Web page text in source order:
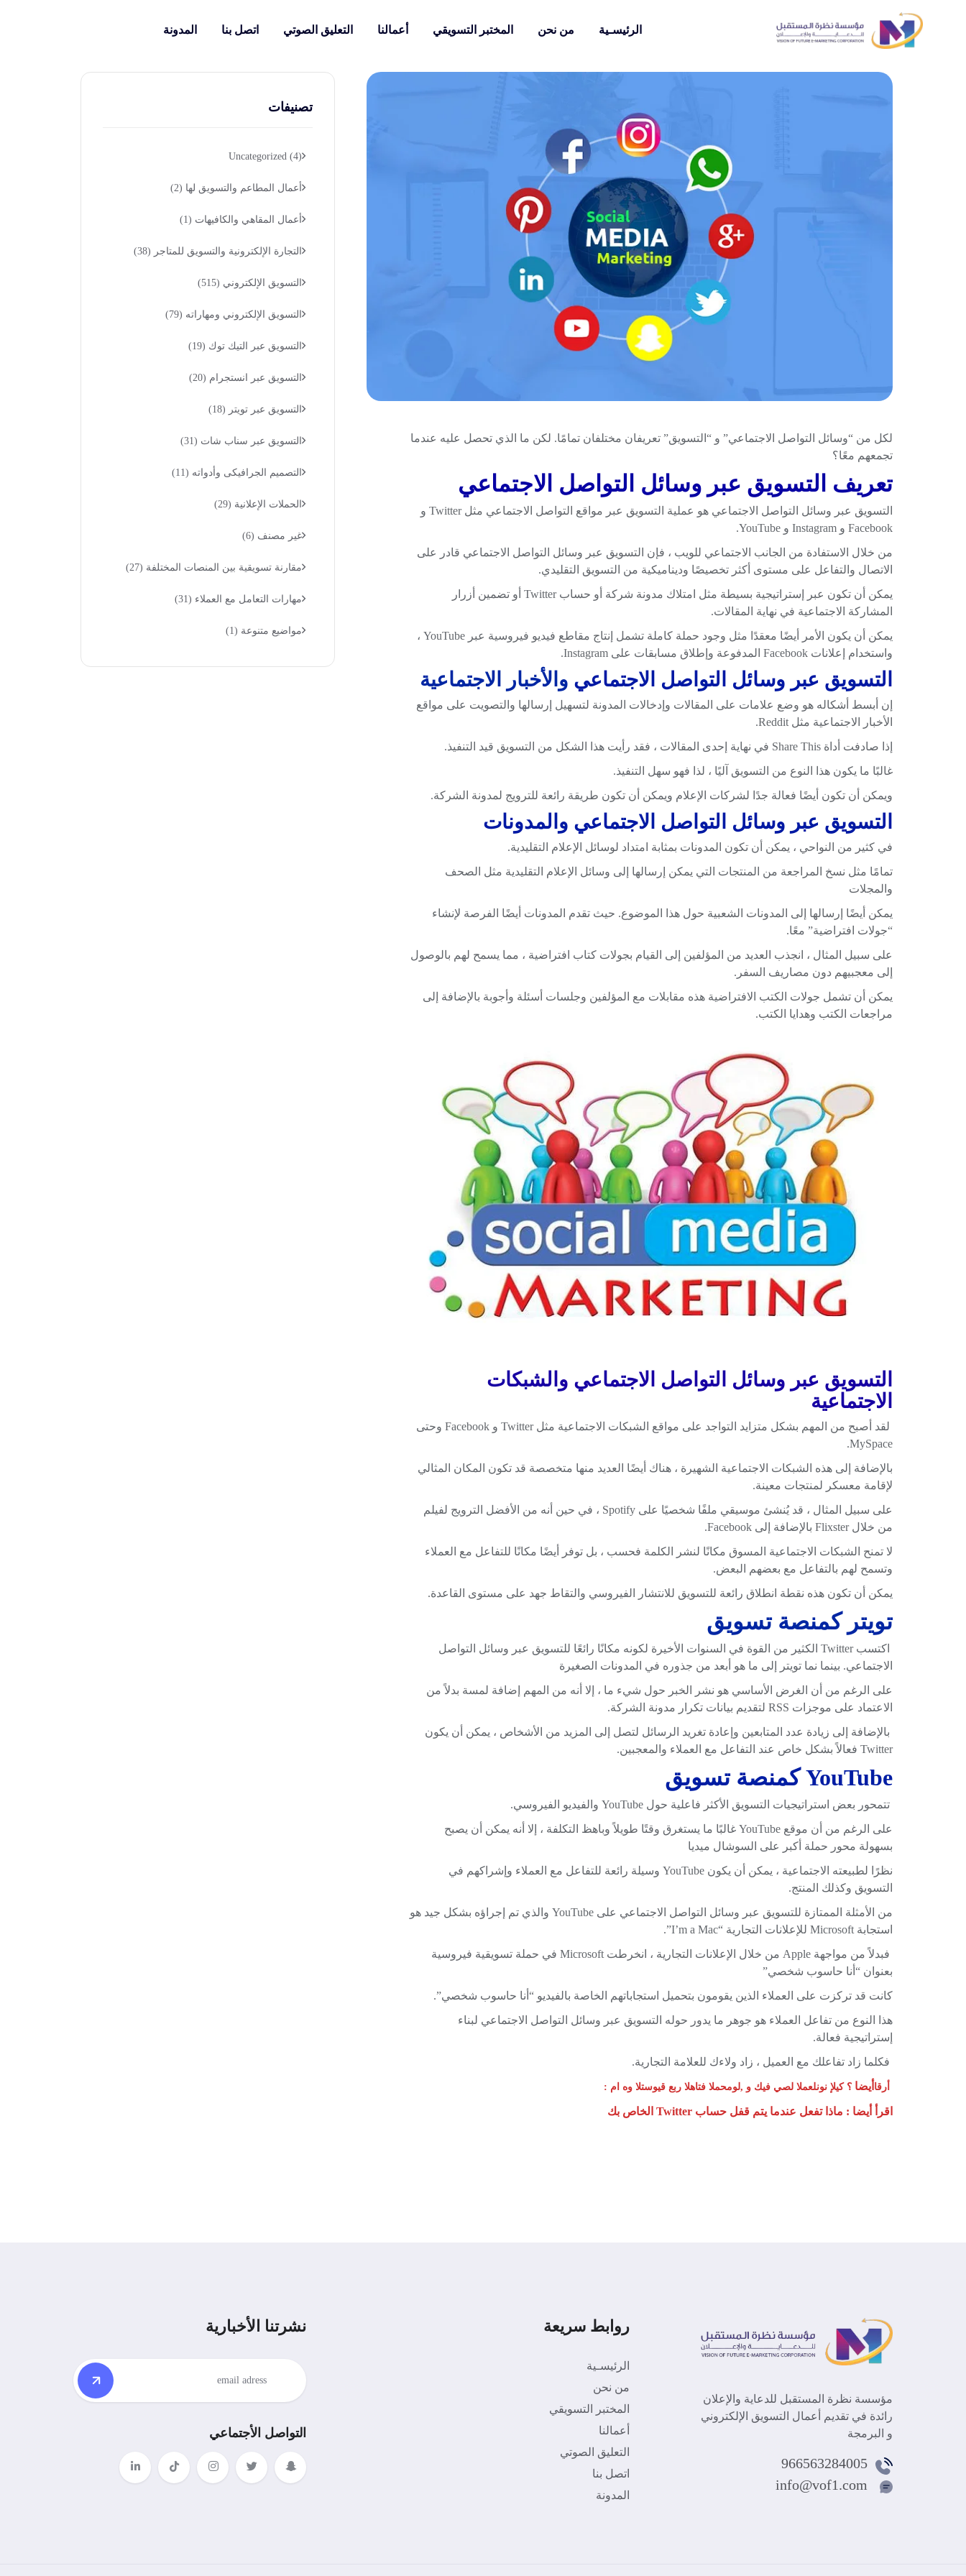
الرئيسـية من نحن المختبر التسويقي أعمالنا التعليق الصوتي اتصل بنا المدونة
لكل من “وسائل التواصل الاجتماعي” و “التسويق” تعريفان مختلفان تمامًا. لكن ما الذي تحصل عليه عندما
تجمعهم معًا؟
تعريف التسويق عبر وسائل التواصل الاجتماعي
التسويق عبر وسائل التواصل الاجتماعي هو عملية التسويق عبر مواقع التواصل الاجتماعي مثل Twitter و
Facebook و Instagram و YouTube.
من خلال الاستفادة من الجانب الاجتماعي للويب ، فإن التسويق عبر وسائل التواصل الاجتماعي قادر على
الاتصال والتفاعل على مستوى أكثر تخصيصًا وديناميكية من التسويق التقليدي.
يمكن أن تكون عبر إستراتيجية بسيطة مثل امتلاك مدونة شركة أو حساب Twitter أو تضمين أزرار
المشاركة الاجتماعية في نهاية المقالات.
يمكن أن يكون الأمر أيضًا معقدًا مثل وجود حملة كاملة تشمل إنتاج مقاطع فيديو فيروسية عبر YouTube ،
واستخدام إعلانات Facebook المدفوعة وإطلاق مسابقات على Instagram.
التسويق عبر وسائل التواصل الاجتماعي والأخبار الاجتماعية
إن أبسط أشكاله هو وضع علامات على المقالات وإدخالات المدونة لتسهيل إرسالها والتصويت على مواقع
الأخبار الاجتماعية مثل Reddit.
إذا صادفت أداة Share This في نهاية إحدى المقالات ، فقد رأيت هذا الشكل من التسويق قيد التنفيذ.
غالبًا ما يكون هذا النوع من التسويق آليًا ، لذا فهو سهل التنفيذ.
ويمكن أن تكون أيضًا فعالة جدًا لشركات الإعلام ويمكن أن تكون طريقة رائعة للترويج لمدونة الشركة.
التسويق عبر وسائل التواصل الاجتماعي والمدونات
في كثير من النواحي ، يمكن أن تكون المدونات بمثابة امتداد لوسائل الإعلام التقليدية.
تمامًا مثل نسخ المراجعة من المنتجات التي يمكن إرسالها إلى وسائل الإعلام التقليدية مثل الصحف
والمجلات
يمكن أيضًا إرسالها إلى المدونات الشعبية حول هذا الموضوع. حيث تقدم المدونات أيضًا الفرصة لإنشاء
“جولات افتراضية” معًا.
على سبيل المثال ، انجذب العديد من المؤلفين إلى القيام بجولات كتاب افتراضية ، مما يسمح لهم بالوصول
إلى معجبيهم دون مصاريف السفر.
يمكن أن تشمل جولات الكتب الافتراضية هذه مقابلات مع المؤلفين وجلسات أسئلة وأجوبة بالإضافة إلى
مراجعات الكتب وهدايا الكتب.
التسويق عبر وسائل التواصل الاجتماعي والشبكات
الاجتماعية
لقد أصبح من المهم بشكل متزايد التواجد على مواقع الشبكات الاجتماعية مثل Twitter و Facebook وحتى
MySpace.
بالإضافة إلى هذه الشبكات الاجتماعية الشهيرة ، هناك أيضًا العديد منها متخصصة قد تكون المكان المثالي
لإقامة معسكر لمنتجات معينة.
على سبيل المثال ، قد يُنشئ موسيقي ملفًا شخصيًا على Spotify ، في حين أنه من الأفضل الترويج لفيلم
من خلال Flixster بالإضافة إلى Facebook.
لا تمنح الشبكات الاجتماعية المسوق مكانًا لنشر الكلمة فحسب ، بل توفر أيضًا مكانًا للتفاعل مع العملاء
وتسمح لهم بالتفاعل مع بعضهم البعض.
يمكن أن تكون هذه نقطة انطلاق رائعة للتسويق للانتشار الفيروسي والتقاط جهد على مستوى القاعدة.
تويتر كمنصة تسويق
اكتسب Twitter الكثير من القوة في السنوات الأخيرة لكونه مكانًا رائعًا للتسويق عبر وسائل التواصل
الاجتماعي. بينما نما تويتر إلى ما هو أبعد من جذوره في المدونات الصغيرة
على الرغم من أن الغرض الأساسي هو نشر الخبر حول شيء ما ، إلا أنه من المهم إضافة لمسة بدلاً من
الاعتماد على موجزات RSS لتقديم بيانات تكرار مدونة الشركة.
بالإضافة إلى زيادة عدد المتابعين وإعادة تغريد الرسائل لتصل إلى المزيد من الأشخاص ، يمكن أن يكون
Twitter فعالاً بشكل خاص عند التفاعل مع العملاء والمعجبين.
YouTube كمنصة تسويق
تتمحور بعض استراتيجيات التسويق الأكثر فاعلية حول YouTube والفيديو الفيروسي.
على الرغم من أن موقع YouTube غالبًا ما يستغرق وقتًا طويلاً وباهظ التكلفة ، إلا أنه يمكن أن يصبح
بسهولة محور حملة أكبر على السوشال ميديا
نظرًا لطبيعته الاجتماعية ، يمكن أن يكون YouTube وسيلة رائعة للتفاعل مع العملاء وإشراكهم في
التسويق وكذلك المنتج.
من الأمثلة الممتازة للتسويق عبر وسائل التواصل الاجتماعي على YouTube والذي تم إجراؤه بشكل جيد هو
استجابة Microsoft للإعلانات التجارية “I’m a Mac”.
فبدلاً من مواجهة Apple من خلال الإعلانات التجارية ، انخرطت Microsoft في حملة تسويقية فيروسية
بعنوان “أنا حاسوب شخصي”
كانت قد تركزت على العملاء الذين يقومون بتحميل استجاباتهم الخاصة بالفيديو “أنا حاسوب شخصي”.
هذا النوع من تفاعل العملاء هو جوهر ما يدور حوله التسويق عبر وسائل التواصل الاجتماعي لبناء
إستراتيجية فعالة.
فكلما زاد تفاعلك مع العميل ، زاد ولاءك للعلامة التجارية.
اقرأ أيضا : ما هو التسويق عبر الهاتف المحمول, و كيف يصل المعلنون إليك ؟
اقرأ أيضا : ماذا تفعل عندما يتم قفل حساب Twitter الخاص بك
تصنيفات
Uncategorized (4)
أعمال المطاعم والتسويق لها (2)
أعمال المقاهي والكافيهات (1)
التجارة الإلكترونية والتسويق للمتاجر (38)
التسويق الإلكتروني (515)
التسويق الإلكتروني ومهاراته (79)
التسويق عبر التيك توك (19)
التسويق عبر انستجرام (20)
التسويق عبر تويتر (18)
التسويق عبر سناب شات (31)
التصميم الجرافيكى وأدواته (11)
الحملات الإعلانية (29)
غير مصنف (6)
مقارنة تسويقية بين المنصات المختلفة (27)
مهارات التعامل مع العملاء (31)
مواضيع متنوعة (1)
مؤسسة نظرة المستقبل للدعاية والإعلان
رائدة في تقديم أعمال التسويق الإلكتروني
و البرمجة
966563284005
info@vof1.com
روابط سريعة
الرئيسـية
من نحن
المختبر التسويقي
أعمالنا
التعليق الصوتي
اتصل بنا
المدونة
نشرتنا الأخبارية
التواصل الأجتماعي